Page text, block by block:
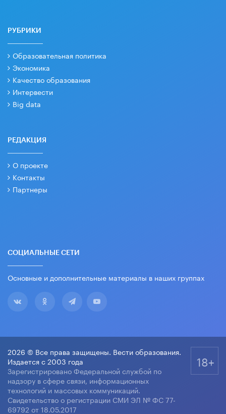
РУБРИКИ
Образовательная политика
Экономика
Качество образования
Интервести
Big data
РЕДАКЦИЯ
О проекте
Контакты
Партнеры
СОЦИАЛЬНЫЕ СЕТИ
Основные и дополнительные материалы в наших группах
2026 © Все права защищены. Вести образования.
Издается с 2003 года
Зарегистрировано Федеральной службой по
надзору в сфере связи, информационных
технологий и массовых коммуникаций.
Свидетельство о регистрации СМИ ЭЛ № ФС 77-
69792 от 18.05.2017
18+